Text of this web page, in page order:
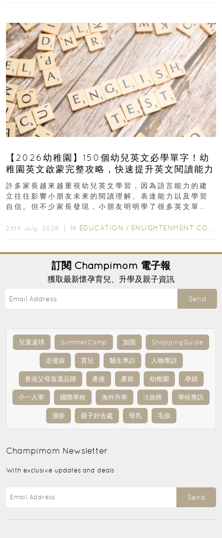
【2026幼稚園】150個幼兒英文必學單字！幼
稚園英文啟蒙完整攻略，快速提升英文閱讀能力
許多家長越來越重視幼兒英文學習，因為語言能力的建
立往往影響小朋友未來的閱讀理解、表達能力以及學習
自信。但不少家長發現，小朋友明明學了很多英文單
26th July, 2026 ｜ In EDUCATION / ENLIGHTENMENT CORNER
訂閱 Champimom 電子報
獲取最新懷孕育兒、升學及親子資訊
Send
兒童桌球 SummerCamp 加固 ShoppingGuide
走佬袋 育兒 醫生專訪 人物專訪
香港父母首選品牌 產後 產前 幼稚園 孕婦
小一入學 國際學校 海外升學 IB放榜 學校專訪
濕疹 親子好去處 母乳 毛孩
Champimom Newsletter
With exclusive updates and deals
Send